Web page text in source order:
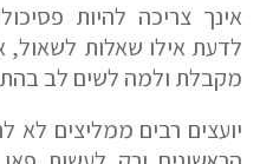
אינך צריכה להיות
לדעת אילו שאלות
מקבלת ולמה לשים לב
יועצים רבים ממליצים לא